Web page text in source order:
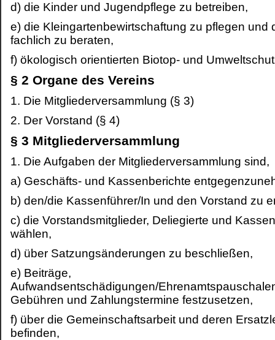
d) die Kinder und Jugendpflege zu betreiben,
e) die Kleingartenbewirtschaftung zu pflegen und
fachlich zu beraten,
f) ökologisch orientierten Biotop- und
§ 2 Organe des Vereins
1. Die Mitgliederversammlung (§ 3)
2. Der Vorstand (§ 4)
§ 3 Mitgliederversammlung
1. Die Aufgaben der Mitgliederversammlung sind,
a) Geschäfts- und Kassenberichte
b) den/die Kassenführer/In und den Vorstand zu
c) die Vorstandsmitglieder, Deliegierte und
wählen,
d) über Satzungsänderungen zu beschließen,
e) Beiträge,
Aufwandsentschädigungen/
Gebühren und Zahlungstermine festzusetzen,
f) über die Gemeinschaftsarbeit und deren
befinden,